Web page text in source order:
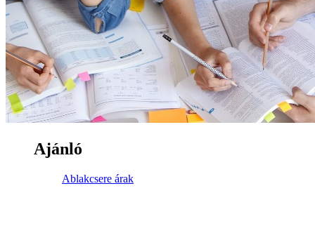
Ajánló
Ablakcsere árak